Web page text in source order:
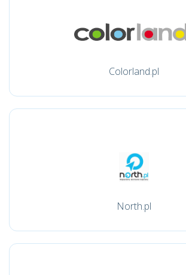
Colorland.pl
North.pl